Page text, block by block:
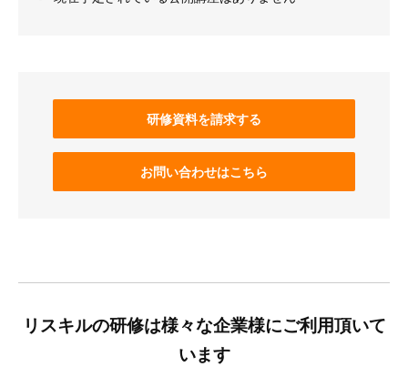
研修資料を請求する
お問い合わせはこちら
リスキルの研修は様々な企業様にご利用頂いて
います